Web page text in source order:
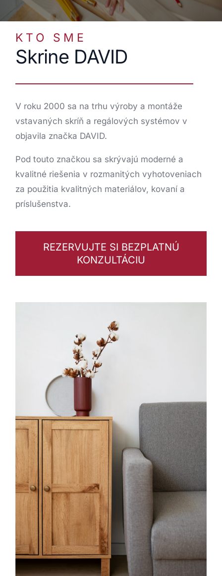
KTO SME
Skrine DAVID
V roku 2000 sa na trhu výroby a montáže
vstavaných skríň a regálových systémov v
objavila značka DAVID.
Pod touto značkou sa skrývajú moderné a
kvalitné riešenia v rozmanitých vyhotoveniach
za použitia kvalitných materiálov, kovaní a
príslušenstva.
REZERVUJTE SI BEZPLATNÚ
KONZULTÁCIU